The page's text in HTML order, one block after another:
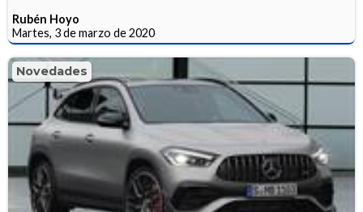
Rubén Hoyo
Martes, 3 de marzo de 2020
Novedades